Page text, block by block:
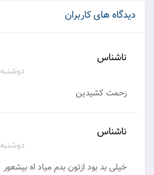
دیدگاه های کاربران
ناشناس
دوشنبه 13 فروردین 1403 - 13:30
زحمت کشیدین
ناشناس
دوشنبه 13 فروردین 1403 - 13:30
خیلی بد بود ازتون بدم میاد اه بیشعور